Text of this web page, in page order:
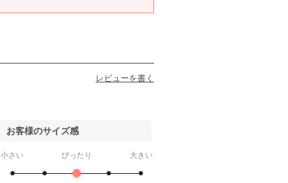
レビューを書く
お客様のサイズ感
小さい ぴったり 大きい